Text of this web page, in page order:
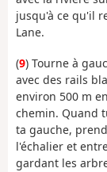
jusqu'à ce qu'il
Lane.
(9) Tourne à
avec des rails
environ 500 m
chemin. Quand
ta gauche,
l'échalier et
gardant les